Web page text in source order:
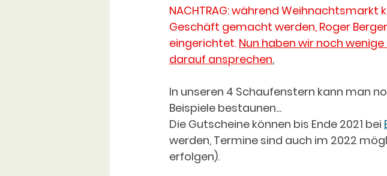
NACHTRAG: während
Geschäft gemacht werden, Roger
eingerichtet. Nun haben wir noch
darauf ansprechen.
In unseren 4 Schaufenstern kann man
Beispiele bestaunen...
Die Gutscheine können bis Ende 2021 bei
werden, Termine sind auch im 2022
erfolgen).